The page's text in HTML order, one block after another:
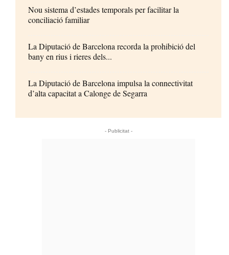
Nou sistema d’estades temporals per facilitar la
conciliació familiar
La Diputació de Barcelona recorda la prohibició del
bany en rius i rieres dels...
La Diputació de Barcelona impulsa la connectivitat
d’alta capacitat a Calonge de Segarra
- Publicitat -